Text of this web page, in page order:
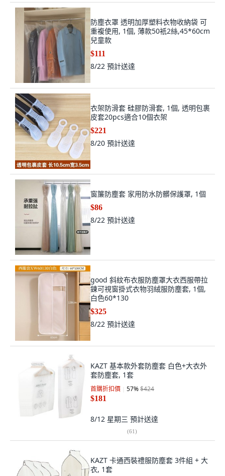
防塵衣罩 透明加厚塑料衣物收納袋 可
重複使用, 1個, 薄款50衹2絲,45*60cm
兒童款
$111
8/22 預計送達
衣架防滑套 硅膠防滑套, 1個, 透明包裹
皮套20pcs適合10個衣架
$221
8/20 預計送達
窗簾防塵套 家用防水防髒保護罩, 1個
$86
8/22 預計送達
good 斜紋布衣服防塵罩大衣西服帶拉
鍊可視窗掛式衣物羽絨服防塵套, 1個,
白色60*130
$325
8/22 預計送達
KAZT 基本款外套防塵套 白色+大衣外
套防塵套, 1套
首購折扣價 57%$424
$181
8/12 星期三 預計送達
(61)
KAZT 卡通西裝禮服防塵套 3件組 + 大
衣, 1套